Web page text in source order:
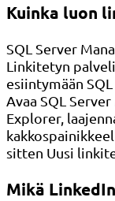
Kuinka luon
SQL Server
Linkitetyn
esiintymään
Avaa SQL
Explorer,
sitten Uusi
Mikä